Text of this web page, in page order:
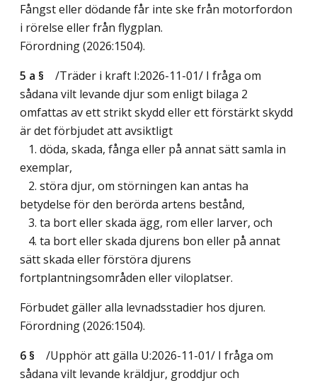
Fångst eller dödande får inte ske från motorfordon
i rörelse eller från flygplan.
Förordning (2026:1504).
5 a §
/Träder i kraft I:2026-11-01/ I fråga om
sådana vilt levande djur som enligt bilaga 2
omfattas av ett strikt skydd eller ett förstärkt skydd
är det förbjudet att avsiktligt
1. döda, skada, fånga eller på annat sätt samla in
exemplar,
2. störa djur, om störningen kan antas ha
betydelse för den berörda artens bestånd,
3. ta bort eller skada ägg, rom eller larver, och
4. ta bort eller skada djurens bon eller på annat
sätt skada eller förstöra djurens
fortplantningsområden eller viloplatser.
Förbudet gäller alla levnadsstadier hos djuren.
Förordning (2026:1504).
6 §
/Upphör att gälla U:2026-11-01/ I fråga om
sådana vilt levande kräldjur, groddjur och